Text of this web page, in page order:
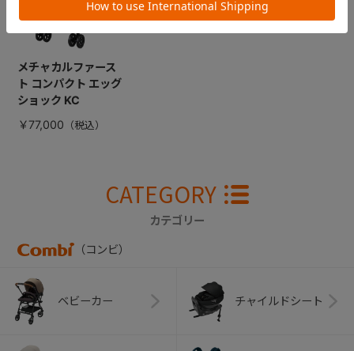
メチャカルファース
ト コンパクト エッグ
ショック KC
￥77,000
CATEGORY
カテゴリー
（コンビ）
ベビーカー チャイルドシート